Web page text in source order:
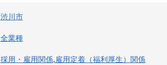
渋川市
全業種
採用・雇用関係,雇用定着（福利厚生）関係